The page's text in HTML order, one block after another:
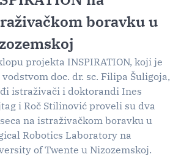
boravku u
projekta INSPIRATION, koji je
vodstvom doc. dr. sc. Filipa Šuligoja,
istraživači i doktorandi Ines
i Roč Stilinović proveli su dva
na istraživačkom boravku u
Robotics Laboratory na
of Twente u Nizozemskoj.